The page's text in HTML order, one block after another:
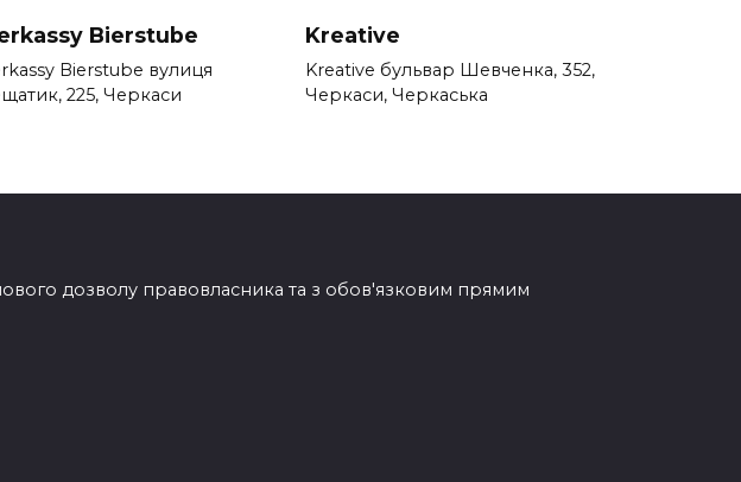
Bierstube
Bierstube вулиця
225, Черкаси
Kreative
Kreative бульвар Шевченка, 352,
Черкаси, Черкаська
дозволу правовласника та з обов'язковим прямим